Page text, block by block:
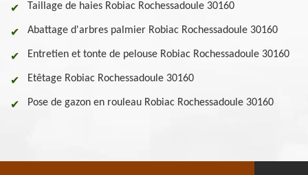
Taillage de haies Robiac Rochessadoule 30160
Abattage d'arbres palmier Robiac Rochessadoule 30160
Entretien et tonte de pelouse Robiac Rochessadoule 30160
Etêtage Robiac Rochessadoule 30160
Pose de gazon en rouleau Robiac Rochessadoule 30160